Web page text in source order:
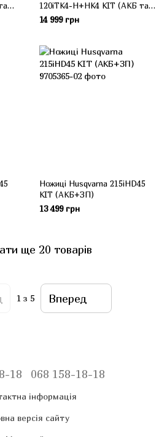
120iTK4-H+HK4 KIT (АКБ та
ЗП)
14 999 грн
Ножиці Husqvarna 215iHD45
КІТ (АКБ+ЗП)
13 499 грн
ще 20 товарів
1 з 5 Вперед
18 068 158-18-18
інформація
версія сайту